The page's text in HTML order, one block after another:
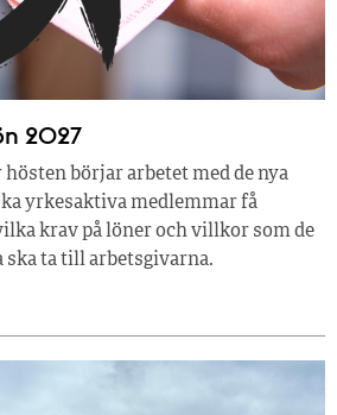
2027
hösten börjar arbetet med de nya
yrkesaktiva medlemmar få
krav på löner och villkor som de
ta till arbetsgivarna.